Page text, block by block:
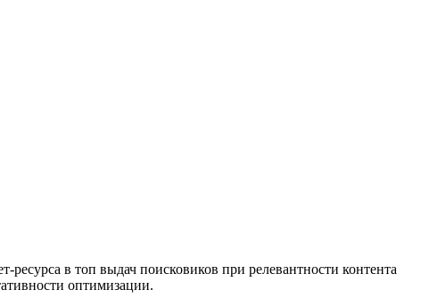
в топ выдач поисковиков при релевантности контента
оптимизации.